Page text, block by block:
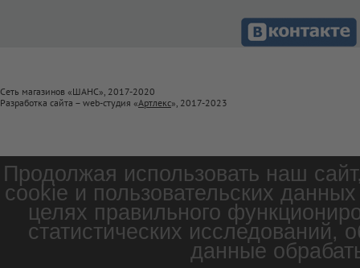
Сеть магазинов «ШАНС», 2017-2020
Разработка сайта – web-студия «Артлекс», 2017-2023
Продолжая использовать наш
cookie и пользовательских
целях правильного
статистических
данные